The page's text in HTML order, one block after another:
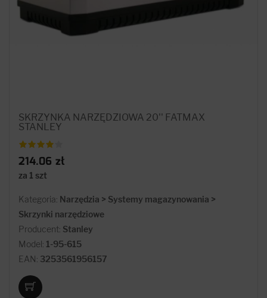
SKRZYNKA NARZĘDZIOWA 20'' FATMAX
STANLEY
214.06 zł
za 1 szt
Kategoria: Narzędzia > Systemy magazynowania >
Skrzynki narzędziowe
Producent: Stanley
Model: 1-95-615
EAN: 3253561956157